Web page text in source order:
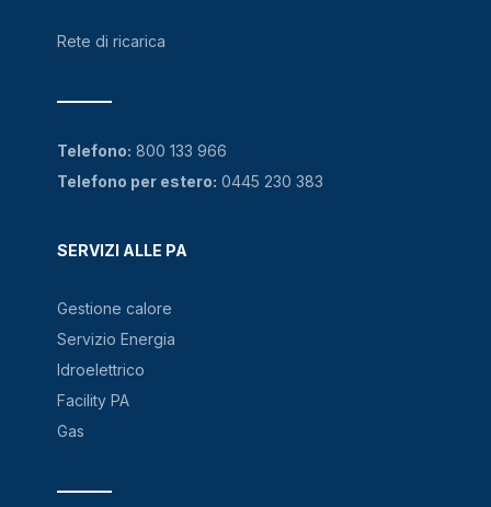
Rete di ricarica
SERVIZI ALLE PA
Gestione calore
Servizio Energia
Idroelettrico
Facility PA
Gas
Telefono: 800 133 966
Telefono per estero: 0445 230 383